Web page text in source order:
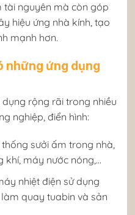
tài nguyên mà còn góp
hiệu ứng nhà kính, tạo
mạnh hơn.
những ứng dụng
rộng rãi trong nhiều
nghiệp, điển hình:
thống sưởi ấm trong nhà,
khí, máy nước nóng,…
nhiệt điện sử dụng
quay tuabin và sản